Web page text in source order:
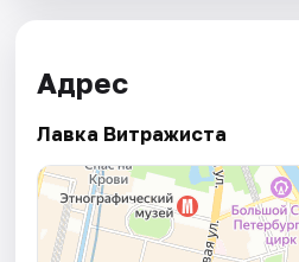
Адрес
Лавка Витражиста